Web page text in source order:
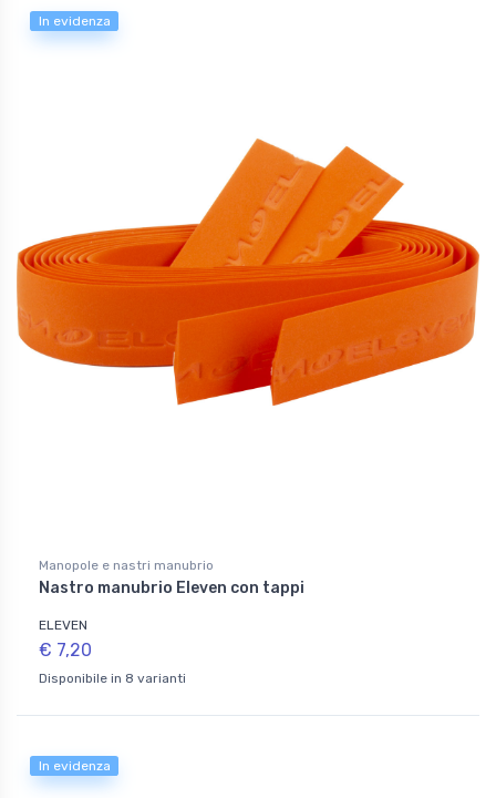
In evidenza
Manopole e nastri manubrio
Nastro manubrio Eleven con tappi
ELEVEN
€ 7,20
Disponibile in 8 varianti
In evidenza